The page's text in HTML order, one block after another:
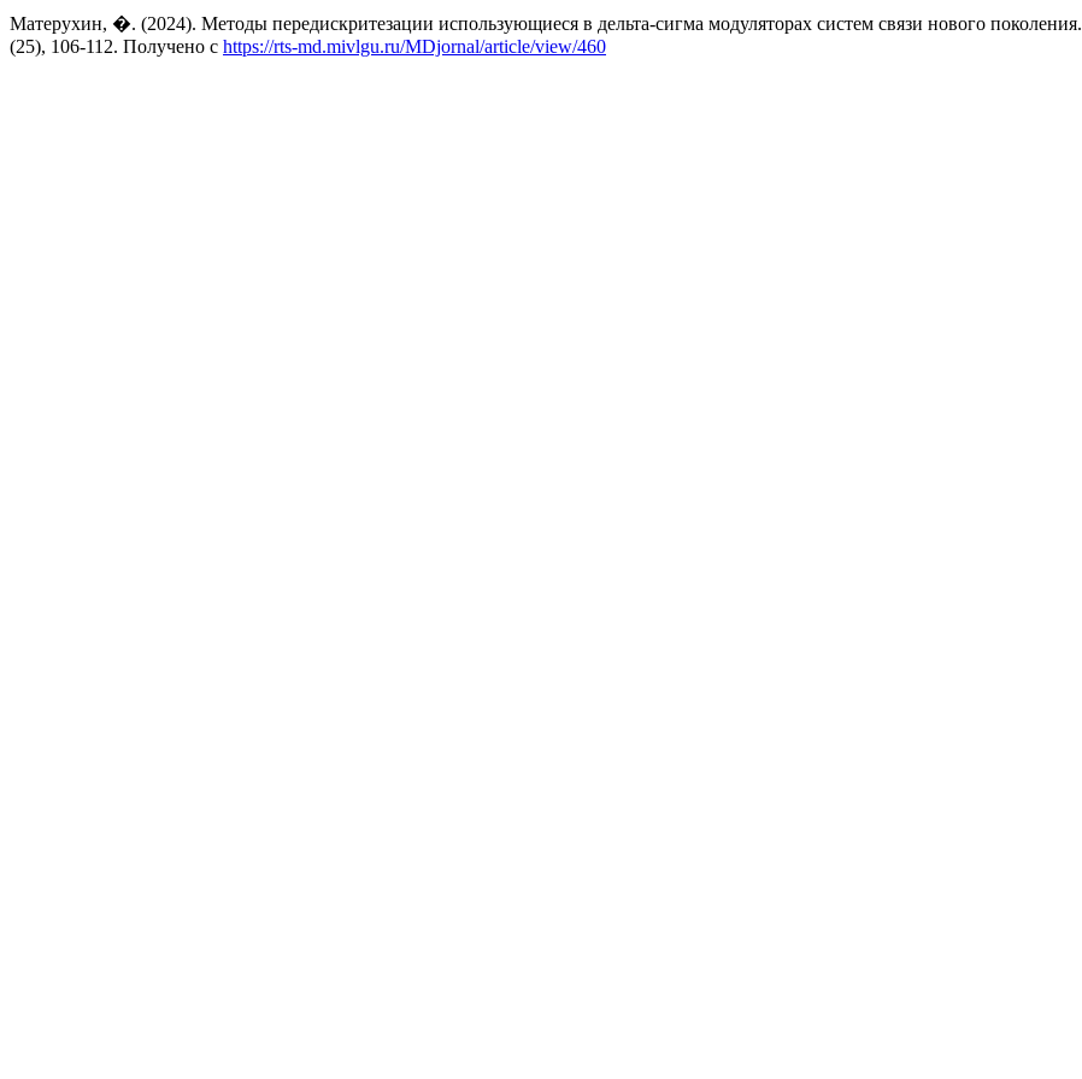
Матерухин, �. (2024). Методы передискритезации использующиеся в дельта-сигма модуляторах систем связи нового поколения.
(25), 106-112. Получено с https://rts-md.mivlgu.ru/MDjornal/article/view/460